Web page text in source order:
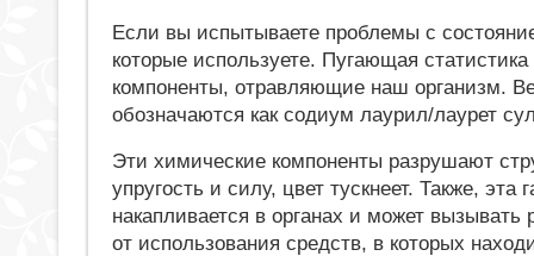
Если вы испытываете проблемы с
которые используете. Пугающая
компоненты, отравляющие наш организм.
обозначаются как содиум лаурил/лаурет
Эти химические компоненты разрушают
упругость и силу, цвет тускнеет. Также, эта
накапливается в органах и может
от использования средств, в которых